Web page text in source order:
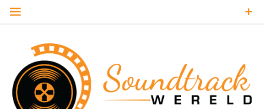
Naar
springen